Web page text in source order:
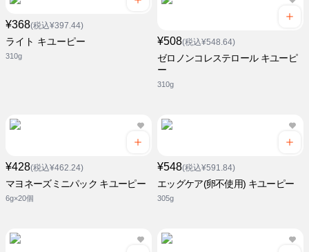
¥368(税込¥397.44)
ライト キユーピー
310g
¥508(税込¥548.64)
ゼロノンコレステロール キユーピ
ー
310g
¥428(税込¥462.24)
マヨネーズミニパック キユーピー
6g×20個
¥548(税込¥591.84)
エッグケア(卵不使用) キユーピー
305g